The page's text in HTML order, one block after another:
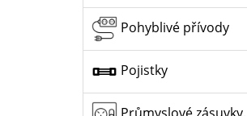
Pohyblivé přívody
Pojistky